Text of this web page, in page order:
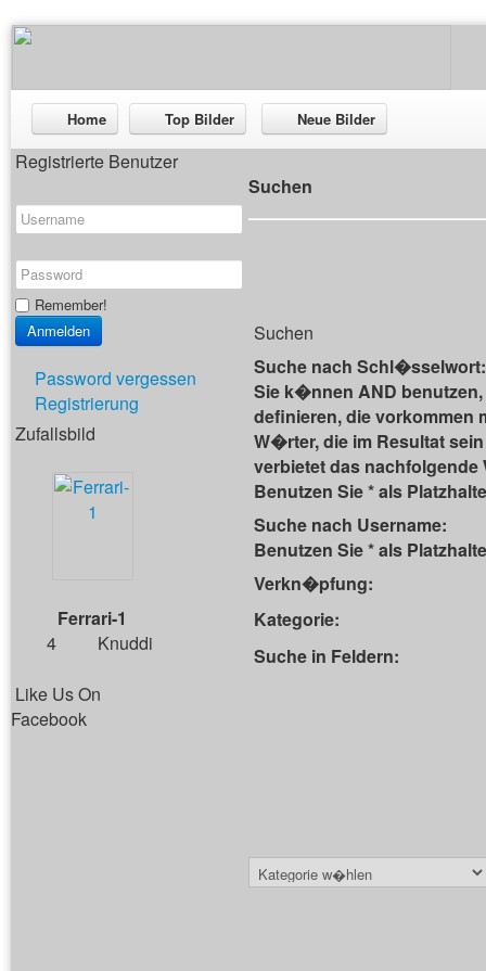
Home Top Bilder Neue Bilder
Registrierte Benutzer
Remember!
Password vergessen
Registrierung
Zufallsbild
Ferrari-1
4
Knuddi
Like Us On
Facebook
Suchen
Suchen
Suche nach Schl�sselwort:
Sie k�nnen AND
definieren, die
W�rter, die im Resultat
verbietet das nachfolgende
Benutzen Sie * als
Suche nach Username:
Benutzen Sie * als
Verkn�pfung:
Kategorie:
Suche in Feldern: